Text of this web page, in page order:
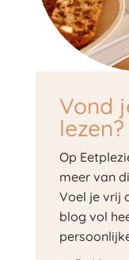
Vond
lezen?
Op
meer van
Voel je vrij
blog vol